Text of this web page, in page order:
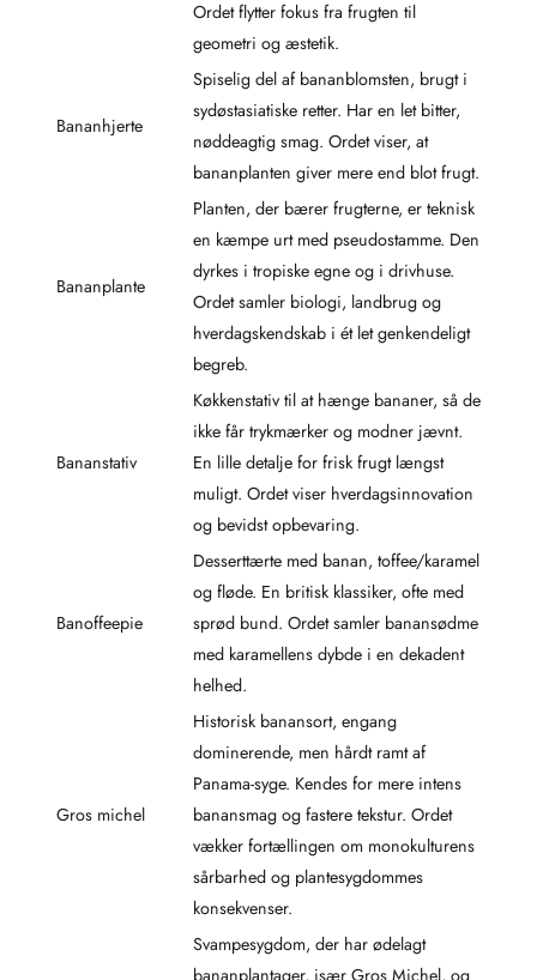
Ordet flytter fokus fra frugten til
geometri og æstetik.
Bananhjerte
Spiselig del af bananblomsten, brugt i
sydøstasiatiske retter. Har en let bitter,
nøddeagtig smag. Ordet viser, at
bananplanten giver mere end blot frugt.
Bananplante
Planten, der bærer frugterne, er teknisk
en kæmpe urt med pseudostamme. Den
dyrkes i tropiske egne og i drivhuse.
Ordet samler biologi, landbrug og
hverdagskendskab i ét let genkendeligt
begreb.
Bananstativ
Køkkenstativ til at hænge bananer, så de
ikke får trykmærker og modner jævnt.
En lille detalje for frisk frugt længst
muligt. Ordet viser hverdagsinnovation
og bevidst opbevaring.
Banoffeepie
Desserttærte med banan, toffee/karamel
og fløde. En britisk klassiker, ofte med
sprød bund. Ordet samler banansødme
med karamellens dybde i en dekadent
helhed.
Gros michel
Historisk banansort, engang
dominerende, men hårdt ramt af
Panama-syge. Kendes for mere intens
banansmag og fastere tekstur. Ordet
vækker fortællingen om monokulturens
sårbarhed og plantesygdommes
konsekvenser.
Svampesygdom, der har ødelagt
bananplantager, især Gros Michel, og